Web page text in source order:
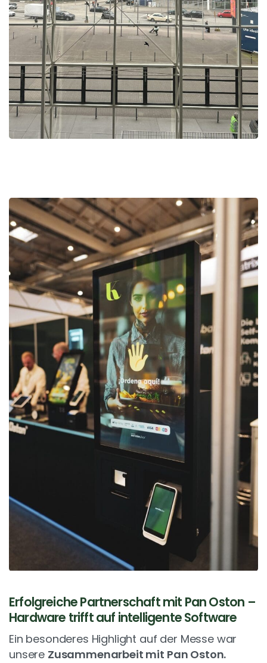
Erfolgreiche Partnerschaft mit Pan Oston –
Hardware trifft auf intelligente Software
Ein besonderes Highlight auf der Messe war
unsere Zusammenarbeit mit Pan Oston.